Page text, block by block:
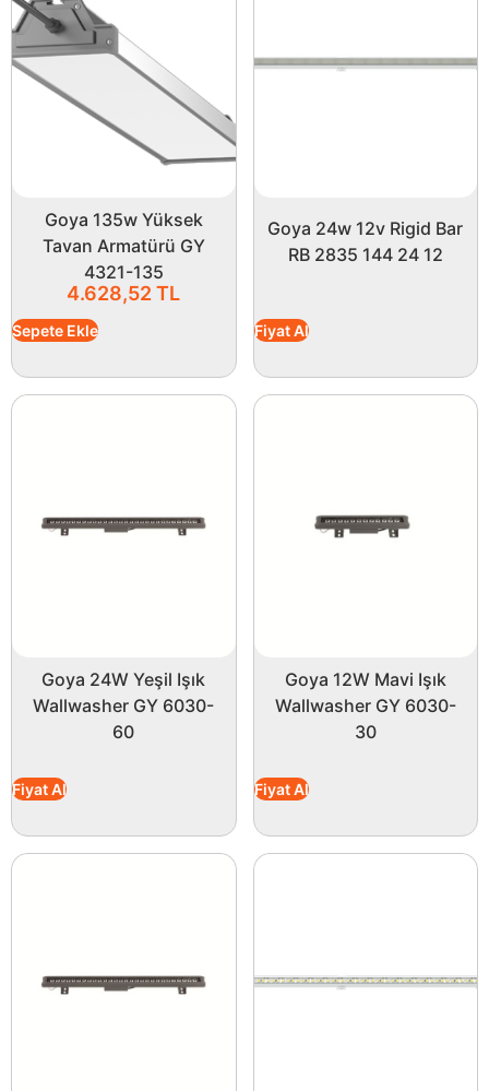
Goya 135w Yüksek
Tavan Armatürü GY
4321-135
4.628,52TL
Sepete Ekle
Goya 24w 12v Rigid Bar
RB 2835 144 24 12
Fiyat Al
Goya 24W Yeşil Işık
Wallwasher GY 6030-
60
Fiyat Al
Goya 12W Mavi Işık
Wallwasher GY 6030-
30
Fiyat Al